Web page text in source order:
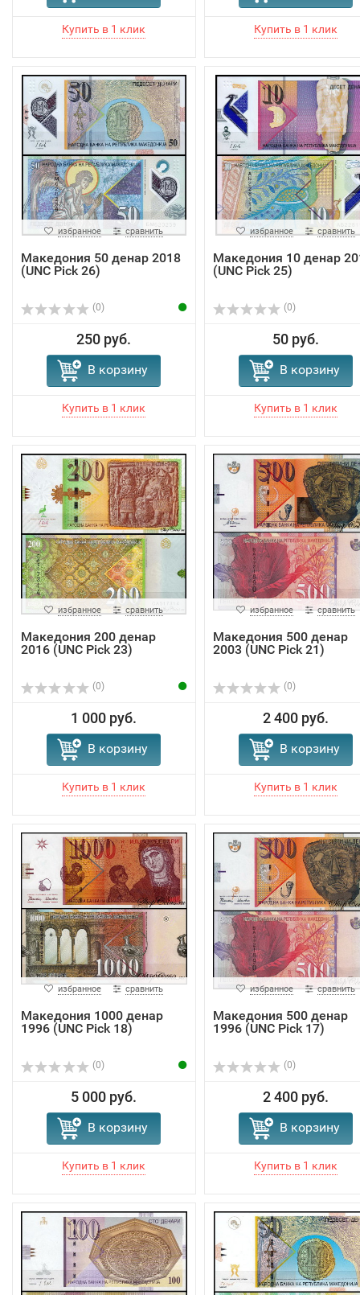
избранное сравнить
Македония 50 денар 2018
(UNC Pick 26)
(0)
250 руб.
В корзину
избранное сравнить
Македония 10 денар
(UNC Pick 25)
(0)
50 руб.
В корзину
избранное сравнить
Македония 200 денар
2016 (UNC Pick 23)
(0)
1 000 руб.
В корзину
избранное сравнить
Македония 500 денар
2003 (UNC Pick 21)
(0)
2 400 руб.
В корзину
избранное сравнить
Македония 1000 денар
1996 (UNC Pick 18)
(0)
5 000 руб.
В корзину
избранное сравнить
Македония 500 денар
1996 (UNC Pick 17)
(0)
2 400 руб.
В корзину